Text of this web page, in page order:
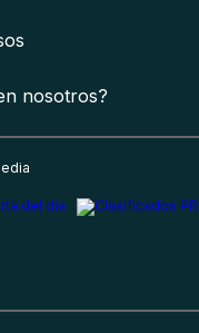
nosotros?